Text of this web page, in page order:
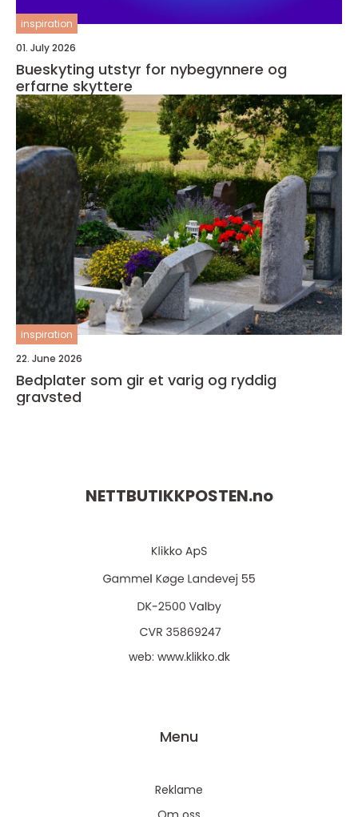
inspiration
01. July 2026
Bueskyting utstyr for nybegynnere og
erfarne skyttere
inspiration
22. June 2026
Bedplater som gir et varig og ryddig
gravsted
NETTBUTIKKPOSTEN.no
web: www.klikko.dk
Menu
Reklame